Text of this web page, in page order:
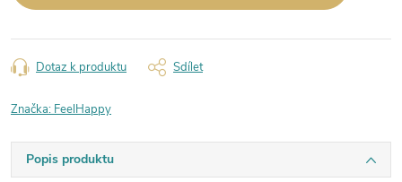
Dotaz k produktu Sdílet
Značka: FeelHappy
Popis produktu